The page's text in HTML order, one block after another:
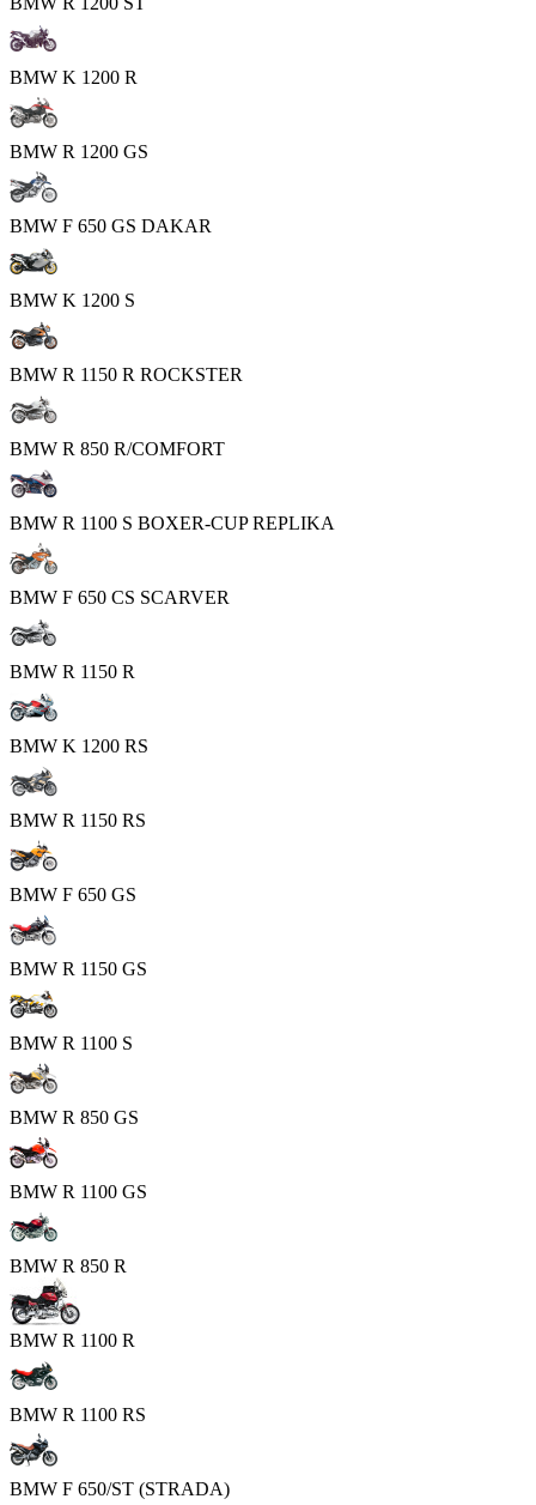
BMW K 1200 R
BMW R 1200 GS
BMW F 650 GS DAKAR
BMW K 1200 S
BMW R 1150 R ROCKSTER
BMW R 850 R/COMFORT
BMW R 1100 S BOXER-CUP REPLIKA
BMW F 650 CS SCARVER
BMW R 1150 R
BMW K 1200 RS
BMW R 1150 RS
BMW F 650 GS
BMW R 1150 GS
BMW R 1100 S
BMW R 850 GS
BMW R 1100 GS
BMW R 850 R
BMW R 1100 R
BMW R 1100 RS
BMW F 650/ST (STRADA)